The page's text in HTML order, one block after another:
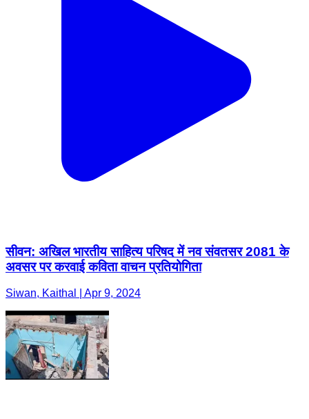
सीवन: अखिल भारतीय साहित्य परिषद में नव संवतसर 2081 के
अवसर पर करवाई कविता वाचन प्रतियोगिता
Siwan, Kaithal | Apr 9, 2024